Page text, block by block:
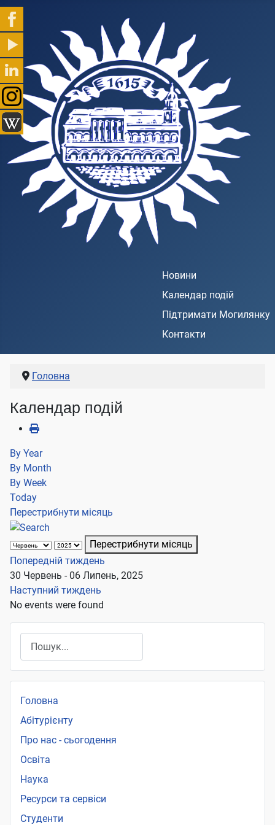
Новини
Календар подій
Підтримати Могилянку
Контакти
Головна
Календар подій
By Year
By Month
By Week
Today
Перестрибнути місяць
Перестрибнути місяць
Попередній тиждень
30 Червень - 06 Липень, 2025
Наступний тиждень
No events were found
Головна
Абітурієнту
Про нас - сьогодення
Освіта
Наука
Ресурси та сервіси
Студенти